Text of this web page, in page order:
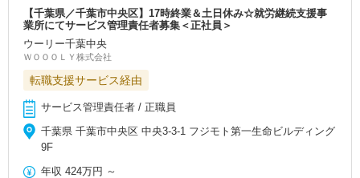
【千葉県／千葉市中央区】17時終業＆土日休み☆就労継続支援事
業所にてサービス管理責任者募集＜正社員＞
ウーリー千葉中央
ＷＯＯＯＬＹ株式会社
転職支援サービス経由
サービス管理責任者 / 正職員
千葉県 千葉市中央区 中央3-3-1 フジモト第一生命ビルディング
9F
年収 424万円 ～